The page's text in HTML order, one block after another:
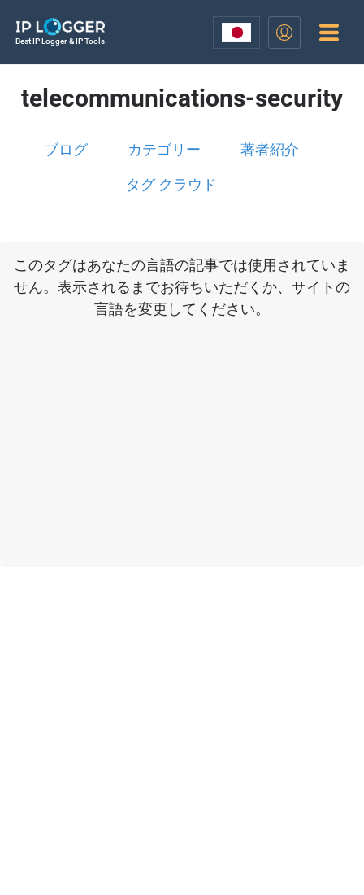
Best IP Logger & IP Tools
telecommunications-security
ブログ カテゴリー 著者紹介
タグ クラウド